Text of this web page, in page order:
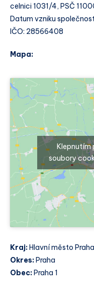
celnici 1031/4, PSČ
Datum vzniku
IČO: 28566408
Mapa:
Klepnutím
soubory
Kraj: Hlavní město Praha
Okres: Praha
Obec: Praha 1